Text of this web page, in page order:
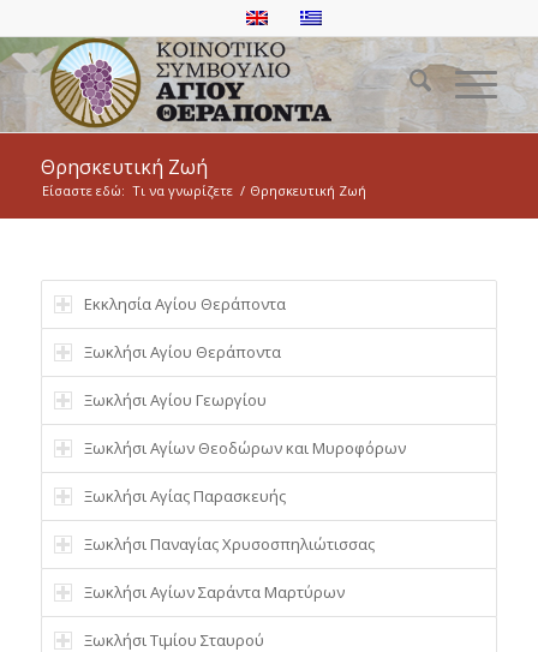
Θρησκευτική Ζωή
Είσαστε εδώ: Τι να γνωρίζετε / Θρησκευτική Ζωή
Εκκλησία Αγίου Θεράποντα
Ξωκλήσι Αγίου Θεράποντα
Ξωκλήσι Αγίου Γεωργίου
Ξωκλήσι Αγίων Θεοδώρων και Μυροφόρων
Ξωκλήσι Αγίας Παρασκευής
Ξωκλήσι Παναγίας Χρυσοσπηλιώτισσας
Ξωκλήσι Αγίων Σαράντα Μαρτύρων
Ξωκλήσι Τιμίου Σταυρού